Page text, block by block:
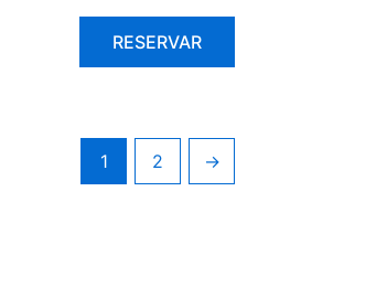
RESERVAR
1 2 →